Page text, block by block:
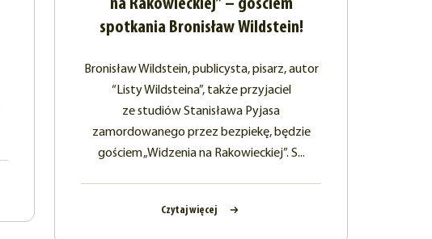
na Rakowieckiej” – gościem
spotkania Bronisław Wildstein!
Bronisław Wildstein, publicysta, pisarz, autor
“Listy Wildsteina”, także przyjaciel
ze studiów Stanisława Pyjasa
zamordowanego przez bezpiekę, będzie
gościem „Widzenia na Rakowieckiej”. S...
Czytaj więcej